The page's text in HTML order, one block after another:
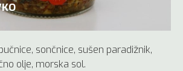
sončnice, sušen paradižnik,
olje, morska sol.